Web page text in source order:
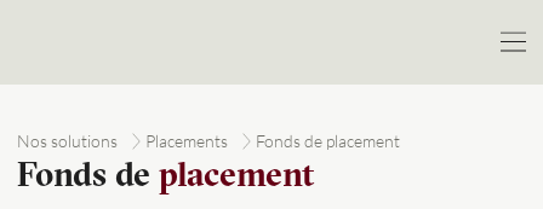
Nos solutions Placements Fonds de placement
Fonds de placement